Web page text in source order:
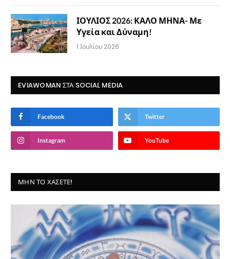
ΙΟΥΛΙΟΣ 2026: ΚΑΛΟ ΜΗΝΑ- Με
Υγεία και Δύναμη!
1 Ιουλίου 2026
EVIAWOMAN ΣΤΑ SOCIAL MEDIA
Facebook Twitter
Instagram YouTube
ΜΗΝ ΤΟ ΧΆΣΕΤΕ!